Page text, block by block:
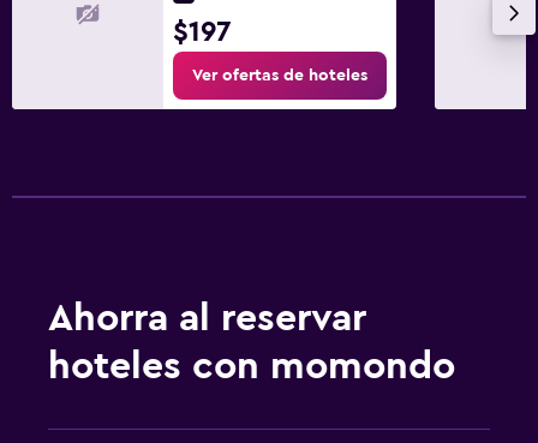
$197
Ver ofertas de hoteles
Ahorra al reservar
hoteles con momondo